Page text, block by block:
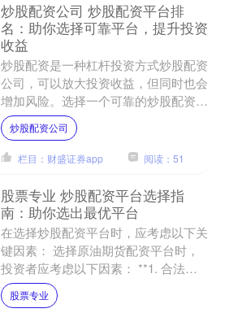
炒股配资公司 炒股配资平台排
名：助你选择可靠平台，提升投资
收益
炒股配资是一种杠杆投资方式炒股配资
公司，可以放大投资收益，但同时也会
增加风险。选择一个可靠的炒股配资平
台至关重要，它可以帮助你规避风险，
提升投资收益。 1. 注....
炒股配资公司
栏目：财盛证券app 阅读：51
股票专业 炒股配资平台选择指
南：助你选出最优平台
在选择炒股配资平台时，应考虑以下关
键因素： 选择原油期货配资平台时，
投资者应考虑以下因素： **1. 合法合
规：** 确保平台持有相关监管机构的许
可证，并遵守行....
股票专业